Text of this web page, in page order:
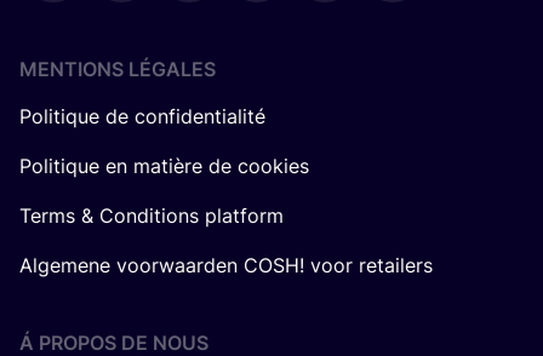
MENTIONS LÉGALES
Politique de confidentialité
Politique en matière de cookies
Terms & Conditions platform
Algemene voorwaarden COSH! voor retailers
Á PROPOS DE NOUS